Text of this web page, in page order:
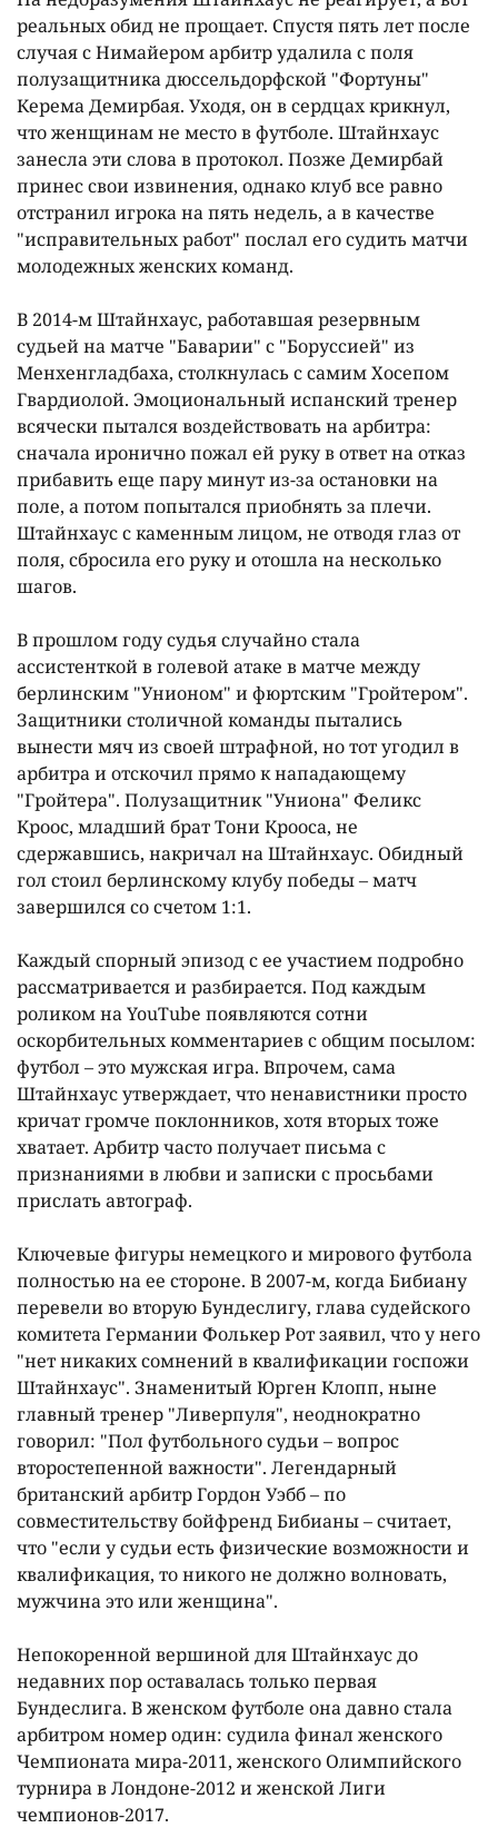
реальных обид не прощает. Спустя пять лет после
случая с Нимайером арбитр удалила с поля
полузащитника дюссельдорфской "Фортуны"
Керема Демирбая. Уходя, он в сердцах крикнул,
что женщинам не место в футболе. Штайнхаус
занесла эти слова в протокол. Позже Демирбай
принес свои извинения, однако клуб все равно
отстранил игрока на пять недель, а в качестве
"исправительных работ" послал его судить матчи
молодежных женских команд.
В 2014-м Штайнхаус, работавшая резервным
судьей на матче "Баварии" с "Боруссией" из
Менхенгладбаха, столкнулась с самим Хосепом
Гвардиолой. Эмоциональный испанский тренер
всячески пытался воздействовать на арбитра:
сначала иронично пожал ей руку в ответ на отказ
прибавить еще пару минут из-за остановки на
поле, а потом попытался приобнять за плечи.
Штайнхаус с каменным лицом, не отводя глаз от
поля, сбросила его руку и отошла на несколько
шагов.
В прошлом году судья случайно стала
ассистенткой в голевой атаке в матче между
берлинским "Унионом" и фюртским "Гройтером".
Защитники столичной команды пытались
вынести мяч из своей штрафной, но тот угодил в
арбитра и отскочил прямо к нападающему
"Гройтера". Полузащитник "Униона" Феликс
Кроос, младший брат Тони Крооса, не
сдержавшись, накричал на Штайнхаус. Обидный
гол стоил берлинскому клубу победы – матч
завершился со счетом 1:1.
Каждый спорный эпизод с ее участием подробно
рассматривается и разбирается. Под каждым
роликом на YouTube появляются сотни
оскорбительных комментариев с общим посылом:
футбол – это мужская игра. Впрочем, сама
Штайнхаус утверждает, что ненавистники просто
кричат громче поклонников, хотя вторых тоже
хватает. Арбитр часто получает письма с
признаниями в любви и записки с просьбами
прислать автограф.
Ключевые фигуры немецкого и мирового футбола
полностью на ее стороне. В 2007-м, когда Бибиану
перевели во вторую Бундеслигу, глава судейского
комитета Германии Фолькер Рот заявил, что у него
"нет никаких сомнений в квалификации госпожи
Штайнхаус". Знаменитый Юрген Клопп, ныне
главный тренер "Ливерпуля", неоднократно
говорил: "Пол футбольного судьи – вопрос
второстепенной важности". Легендарный
британский арбитр Гордон Уэбб – по
совместительству бойфренд Бибианы – считает,
что "если у судьи есть физические возможности и
квалификация, то никого не должно волновать,
мужчина это или женщина".
Непокоренной вершиной для Штайнхаус до
недавних пор оставалась только первая
Бундеслига. В женском футболе она давно стала
арбитром номер один: судила финал женского
Чемпионата мира-2011, женского Олимпийского
турнира в Лондоне-2012 и женской Лиги
чемпионов-2017.